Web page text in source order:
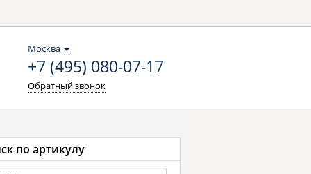
Москва
+7 (495) 080-07-17
Обратный звонок
по артикулу